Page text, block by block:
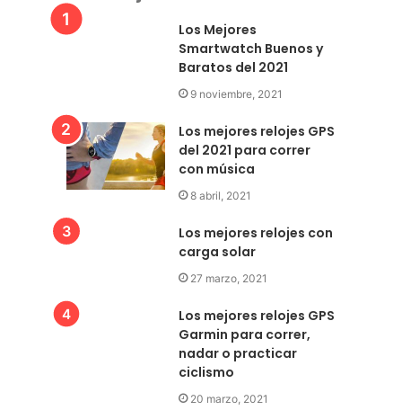
Los Mejores
Smartwatch Buenos y
Baratos del 2021
9 noviembre, 2021
Los mejores relojes GPS
del 2021 para correr
con música
8 abril, 2021
Los mejores relojes con
carga solar
27 marzo, 2021
Los mejores relojes GPS
Garmin para correr,
nadar o practicar
ciclismo
20 marzo, 2021